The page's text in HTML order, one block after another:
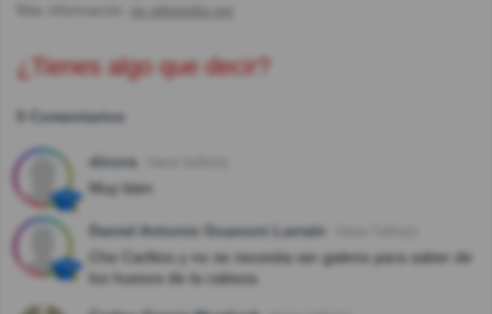
es.wikipedia.org
¿Tienes algo que decir?
5 Comentarios
dinora
Muy bien
Daniel Antonio Guanoni Larraín
Che Carlitos y no se necesita ser galeno para saber de
los huesos de la cabeza.